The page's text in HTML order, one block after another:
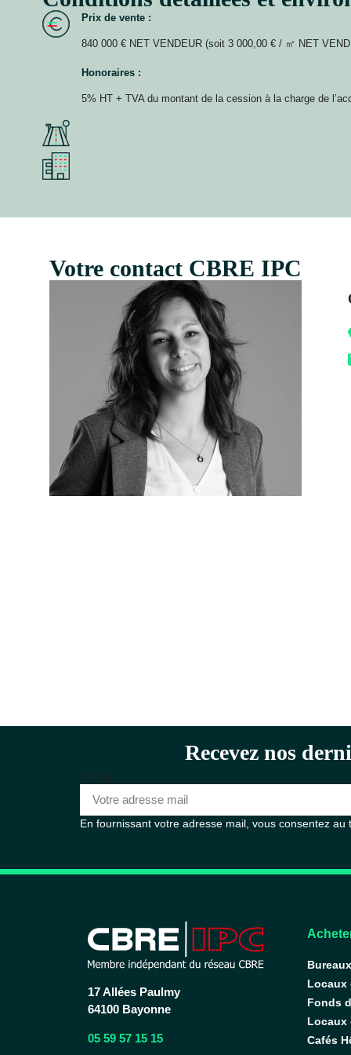
Prix de vente :
840 000 € NET VENDEUR (soit 3 000,00 € / ㎡ NET
Honoraires :
5% HT + TVA du montant de la cession à la charge de
Votre contact CBRE IPC
Recevez nos
Email
En fournissant votre adresse mail, vous consentez
17 Allées Paulmy
64100 Bayonne
05 59 57 15 15
Bureaux
Locaux
Fonds
Locaux
Cafés